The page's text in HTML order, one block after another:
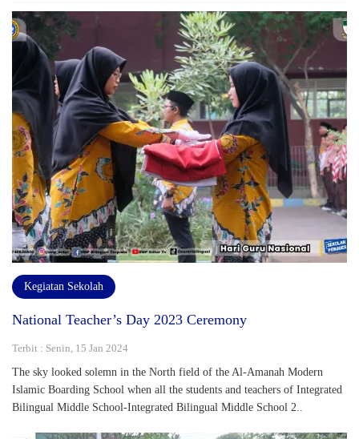
Kegiatan Sekolah
National Teacher’s Day 2023 Ceremony
Terbit : Senin, 15 Jan 2024
The sky looked solemn in the North field of the Al-Amanah Modern
Islamic Boarding School when all the students and teachers of Integrated
Bilingual Middle School-Integrated Bilingual Middle School 2..